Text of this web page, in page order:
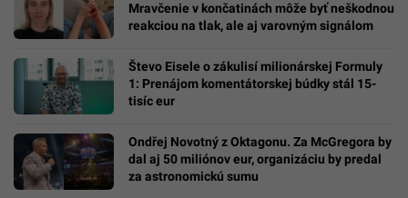
Mravčenie v končatinách môže byť neškodnou
reakciou na tlak, ale aj varovným signálom
Števo Eisele o zákulisí milionárskej Formuly
1: Prenájom komentátorskej búdky stál 15-
tisíc eur
Ondřej Novotný z Oktagonu. Za McGregora by
dal aj 50 miliónov eur, organizáciu by predal
za astronomickú sumu